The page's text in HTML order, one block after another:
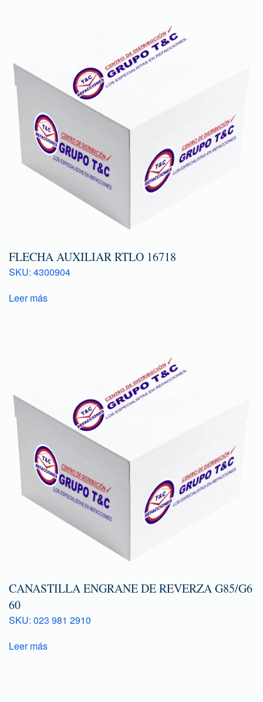
FLECHA AUXILIAR RTLO 16718
SKU: 4300904
Leer más
CANASTILLA ENGRANE DE REVERZA G85/G6
60
SKU: 023 981 2910
Leer más